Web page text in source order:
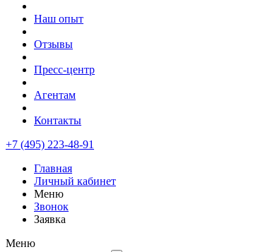
Наш опыт
Отзывы
Пресс-центр
Агентам
Контакты
+7 (495) 223-48-91
Главная
Личный кабинет
Меню
Звонок
Заявка
Меню